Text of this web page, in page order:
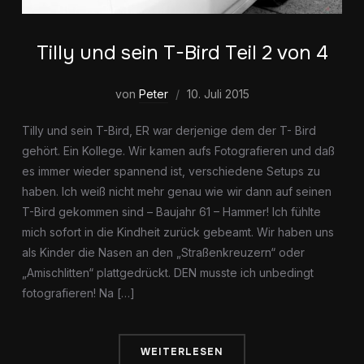
Tilly und sein T-Bird Teil 2 von 4
von Peter 10. Juli 2015
Tilly und sein T-Bird, ER war derjenige dem der T- Bird
gehört. Ein Kollege. Wir kamen aufs Fotografieren und daß
es immer wieder spannend ist, verschiedene Setups zu
haben. Ich weiß nicht mehr genau wie wir dann auf seinen
T-Bird gekommen sind – Baujahr 61 – Hammer! Ich fühlte
mich sofort in die Kindheit zurück gebeamt. Wir haben uns
als Kinder die Nasen an den „Straßenkreuzern“ oder
„Amischlitten“ plattgedrückt. DEN musste ich unbedingt
fotografieren! Na […]
WEITERLESEN